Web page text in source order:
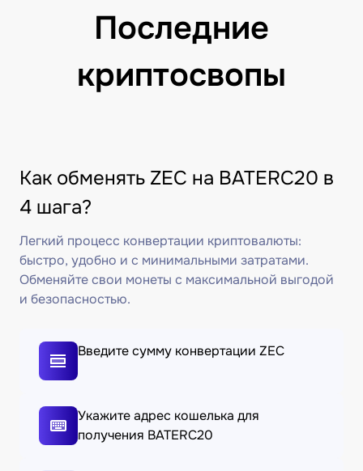
Последние
криптосвопы
Как обменять ZEC на BATERC20 в
4 шага?
Легкий процесс конвертации криптовалюты:
быстро, удобно и с минимальными затратами.
Обменяйте свои монеты с максимальной выгодой
и безопасностью.
Введите сумму конвертации ZEC
Укажите адрес кошелька для
получения BATERC20